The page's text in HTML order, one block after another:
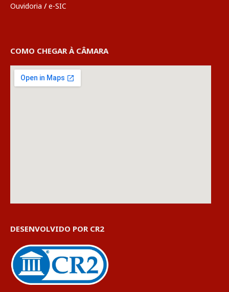
Ouvidoria / e-SIC
COMO CHEGAR À CÂMARA
DESENVOLVIDO POR CR2